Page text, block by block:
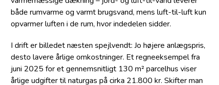
både rumvarme og varmt brugsvand, mens luft-til-luft kun
opvarmer luften i de rum, hvor indedelen sidder.
I drift er billedet næsten spejlvendt: Jo højere anlægspris,
desto lavere årlige omkostninger. Et regneeksempel fra
juni 2025 for et gennemsnitligt 130 m² parcelhus viser
årlige udgifter til naturgas på cirka 21.800 kr. Skifter man